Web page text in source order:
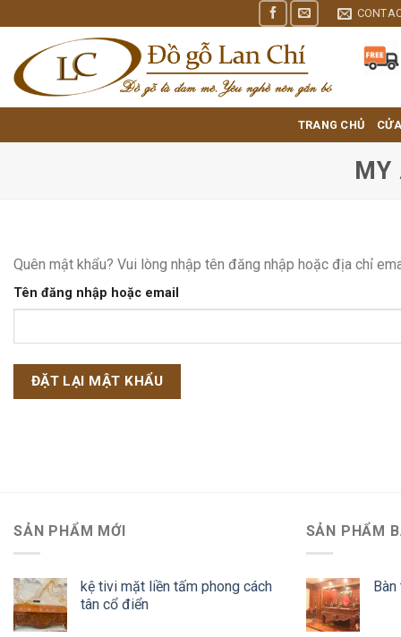
content
TRANG CHỦ
MY
Quên mật khẩu? Vui lòng nhập tên đăng nhập hoặc địa chỉ
Tên đăng nhập hoặc email
ĐẶT LẠI MẬT KHẨU
SẢN PHẨM MỚI
kệ tivi mặt liền tấm phong cách
tân cổ điển
SẢN PHẨM